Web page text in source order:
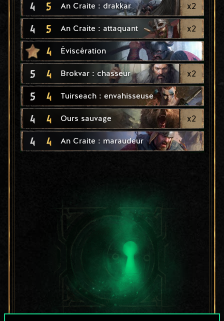
4 5 An Craite : drakkar x2
4 5 An Craite : attaquant x2
4 Éviscération
5 4 Brokvar : chasseur x2
5 4 Tuirseach : envahisseuse
4 4 Ours sauvage x2
4 4 An Craite : maraudeur